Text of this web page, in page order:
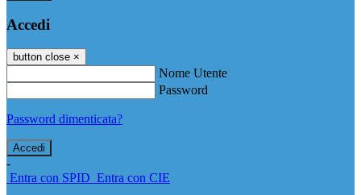
Accedi
button close ×
Nome Utente
Password
Password dimenticata?
-
Entra con SPID Entra con CIE